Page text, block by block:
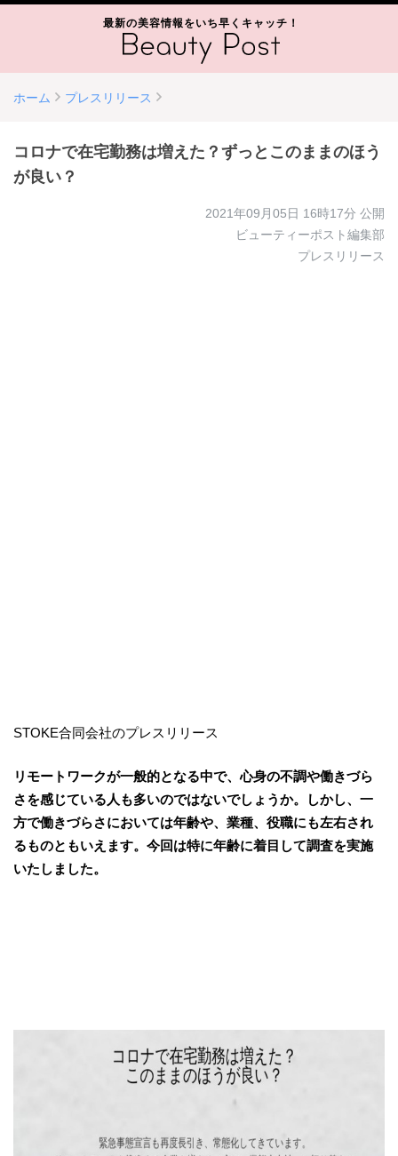
最新の美容情報をいち早くキャッチ！
ホーム プレスリリース
コロナで在宅勤務は増えた？ずっとこのままのほう
が良い？
2021年09月05日 16時17分 公開
ビューティーポスト編集部
プレスリリース
STOKE合同会社のプレスリリース
リモートワークが一般的となる中で、心身の不調や働きづら
さを感じている人も多いのではないでしょうか。しかし、一
方で働きづらさにおいては年齢や、業種、役職にも左右され
るものともいえます。今回は特に年齢に着目して調査を実施
いたしました。